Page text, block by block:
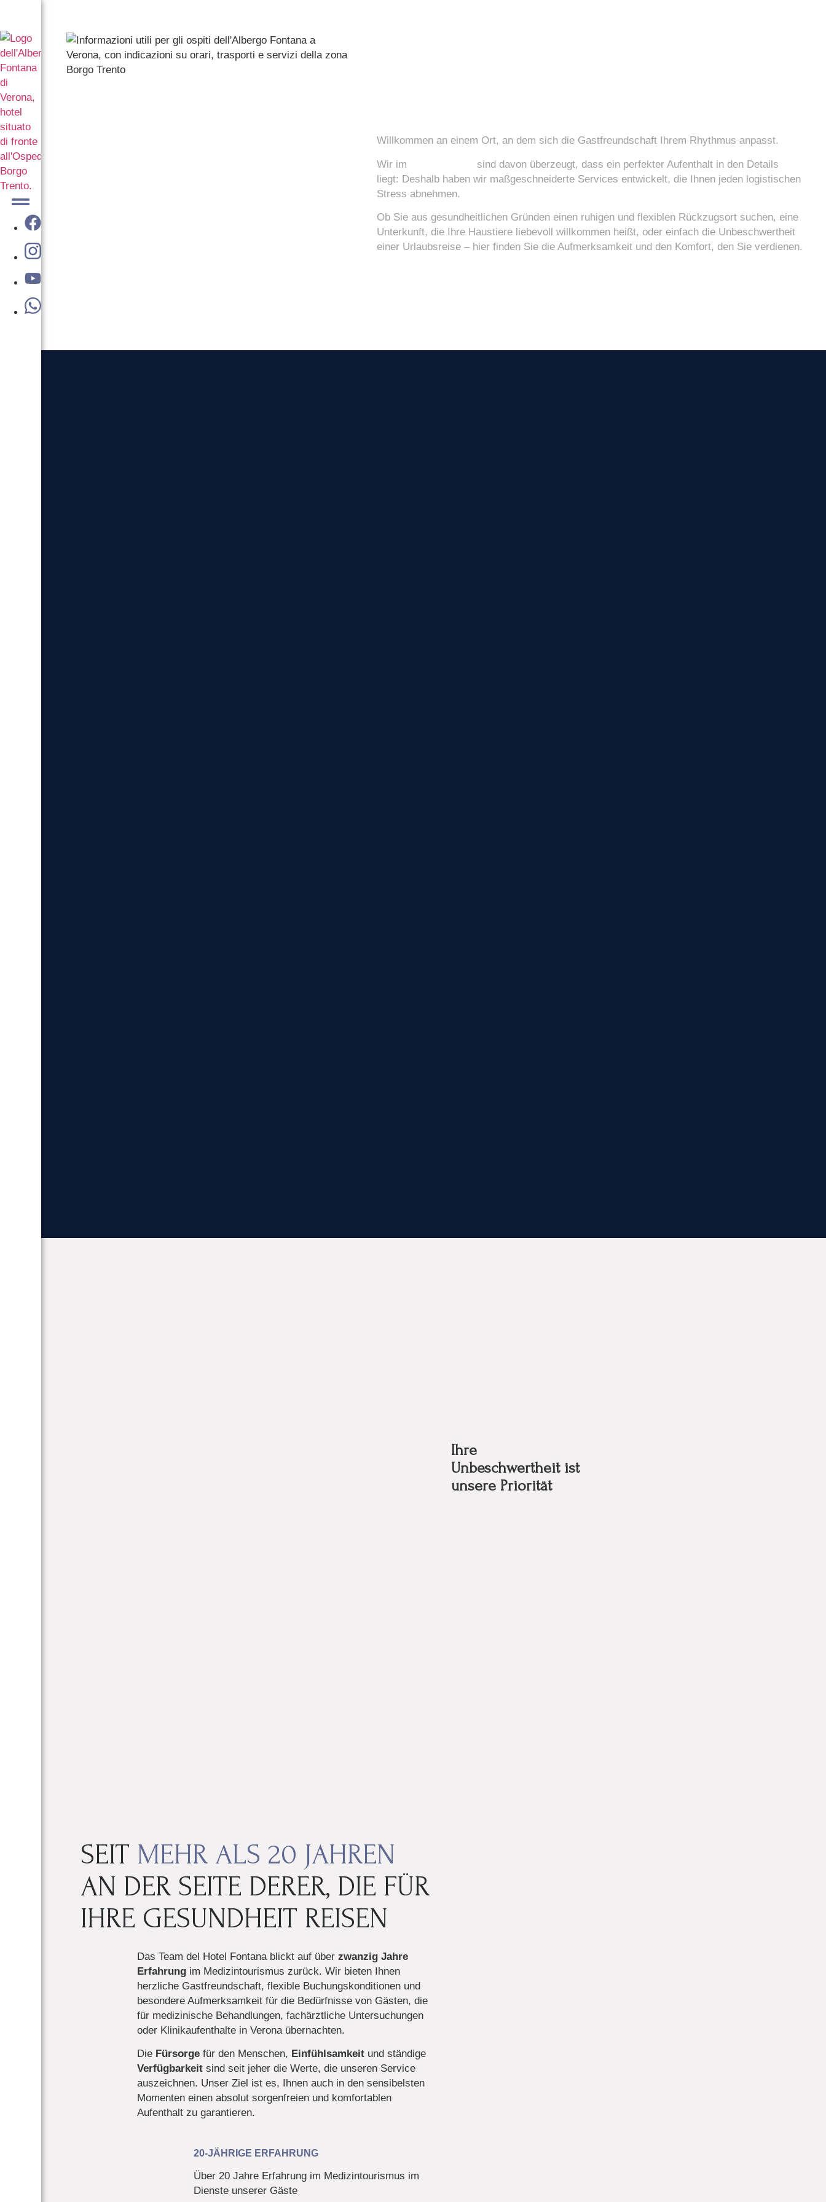
Willkommen an einem Ort, an dem sich die Gastfreundschaft Ihrem Rhythmus anpasst.
Wir im
sind davon überzeugt, dass ein perfekter Aufenthalt in den Details
liegt: Deshalb haben wir maßgeschneiderte Services entwickelt, die Ihnen jeden logistischen
Stress abnehmen.
Ob Sie aus gesundheitlichen Gründen einen ruhigen und flexiblen Rückzugsort suchen, eine
Unterkunft, die Ihre Haustiere liebevoll willkommen heißt, oder einfach die Unbeschwertheit
einer Urlaubsreise – hier finden Sie die Aufmerksamkeit und den Komfort, den Sie verdienen.
SEIT MEHR ALS 20 JAHREN
AN DER SEITE DERER, DIE FÜR
IHRE GESUNDHEIT REISEN
Das Team del Hotel Fontana blickt auf über zwanzig Jahre
Erfahrung im Medizintourismus zurück. Wir bieten Ihnen
herzliche Gastfreundschaft, flexible Buchungskonditionen und
besondere Aufmerksamkeit für die Bedürfnisse von Gästen, die
für medizinische Behandlungen, fachärztliche Untersuchungen
oder Klinikaufenthalte in Verona übernachten.
Die Fürsorgefür den Menschen, Einfühlsamkeitund ständige
Verfügbarkeitsind seit jeher die Werte, die unseren Service
auszeichnen. Unser Ziel ist es, Ihnen auch in den sensibelsten
Momenten einen absolut sorgenfreien und komfortablen
Aufenthalt zu garantieren.
20-JÄHRIGE ERFAHRUNG
Über 20 Jahre Erfahrung im Medizintourismus im
Dienste unserer Gäste
Ihre
Unbeschwertheit ist
unsere Priorität